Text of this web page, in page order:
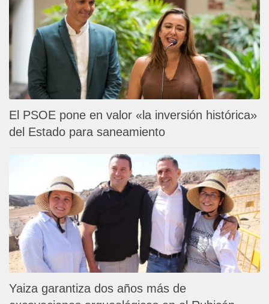
El PSOE pone en valor «la inversión histórica»
del Estado para saneamiento
Yaiza garantiza dos años más de